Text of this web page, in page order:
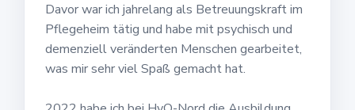
Davor war ich jahrelang als Betreuungskraft im
Pflegeheim tätig und habe mit psychisch und
demenziell veränderten Menschen gearbeitet,
was mir sehr viel Spaß gemacht hat.